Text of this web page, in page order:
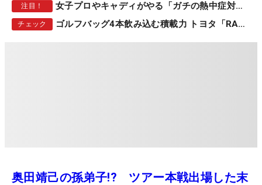
注目！ 女子プロやキャディがやる「ガチの熱中症対策」
チェック ゴルフバッグ4本飲み込む積載力 トヨタ「RAV4」
奥田靖己の孫弟子!? ツアー本戦出場した末